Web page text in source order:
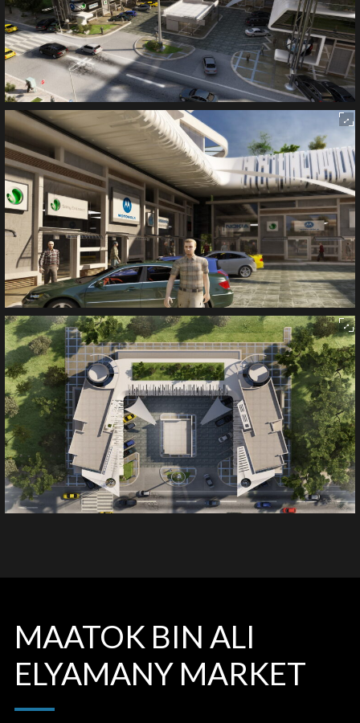
MAATOK BIN ALI
ELYAMANY MARKET